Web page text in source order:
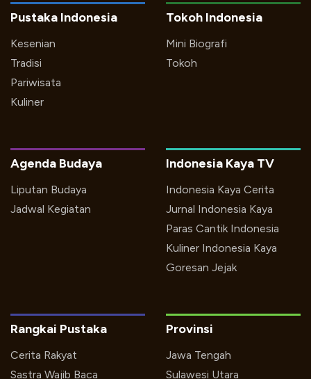
Pustaka Indonesia
Kesenian
Tradisi
Pariwisata
Kuliner
Tokoh Indonesia
Mini Biografi
Tokoh
Indonesia Kaya TV
Indonesia Kaya Cerita
Jurnal Indonesia Kaya
Paras Cantik Indonesia
Kuliner Indonesia Kaya
Goresan Jejak
Agenda Budaya
Liputan Budaya
Jadwal Kegiatan
Rangkai Pustaka
Cerita Rakyat
Sastra Wajib Baca
Provinsi
Jawa Tengah
Sulawesi Utara